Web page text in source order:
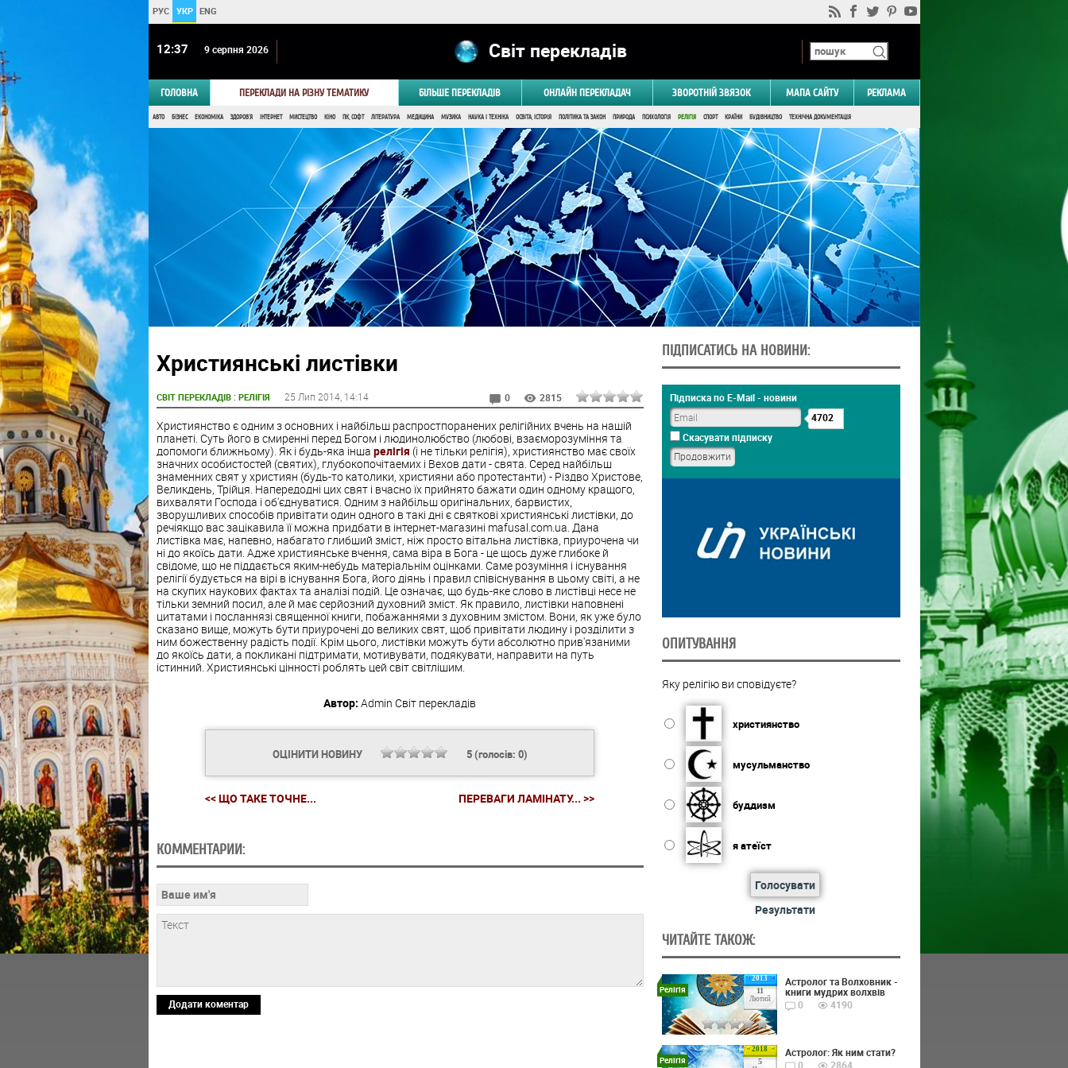
РУС УКР ENG
12:37 9 серпня 2026 Світ перекладів
ГОЛОВНА ПЕРЕКЛАДИ НА РІЗНУ ТЕМАТИКУ БІЛЬШЕ ПЕРЕКЛАДІВ ОНЛАЙН ПЕРЕКЛАДАЧ ЗВОРОТНІЙ ЗВЯЗОК МАПА САЙТУ РЕКЛАМА
АВТО БІЗНЕС ЕКОНОМІКА ЗДОРОВ'Я ІНТЕРНЕТ МИСТЕЦТВО КІНО ПК, СОФТ ЛІТЕРАТУРА МЕДИЦИНА МУЗИКА НАУКА І ТЕХНІКА ОСВІТА, ІСТОРІЯ ПОЛІТИКА ТА ЗАКОН ПРИРОДА ПСИХОЛОГІЯ РЕЛІГІЯ СПОРТ КРАЇНИ БУДІВНИЦТВО ТЕХНІЧНА ДОКУМЕНТАЦІЯ
Християнські листівки
СВІТ ПЕРЕКЛАДІВ: РЕЛІГІЯ 25 Лип 2014, 14:14 0 2815
Християнство є одним з основних і найбільш распростпоранених релігійних вчень на нашій
планеті. Суть його в смиренні перед Богом і людинолюбство (любові, взаєморозуміння та
допомоги ближньому). Як і будь-яка інша релігія (і не тільки релігія), християнство має своїх
значних особистостей (святих), глубокопочітаемих і Вехов дати - свята. Серед найбільш
знаменних свят у християн (будь-то католики, християни або протестанти) - Різдво Христове,
Великдень, Трійця. Напередодні цих свят і вчасно їх прийнято бажати один одному кращого,
вихваляти Господа і об'єднуватися. Одним з найбільш оригінальних, барвистих,
зворушливих способів привітати один одного в такі дні є святкові християнські листівки, до
речіякщо вас зацікавила її можна придбати в інтернет-магазині mafusal.com.ua. Дана
листівка має, напевно, набагато глибший зміст, ніж просто вітальна листівка, приурочена чи
ні до якоїсь дати. Адже християнське вчення, сама віра в Бога - це щось дуже глибоке й
свідоме, що не піддається яким-небудь матеріальнім оцінками. Саме розуміння і існування
релігії будується на вірі в існування Бога, його діянь і правил співіснування в цьому світі, а не
на скупих наукових фактах та аналізі подій. Це означає, що будь-яке слово в листівці несе не
тільки земний посил, але й має серйозний духовний зміст. Як правило, листівки наповнені
цитатами і посланнязі священної книги, побажаннями з духовним змістом. Вони, як уже було
сказано вище, можуть бути приурочені до великих свят, щоб привітати людину і розділити з
ним божественну радість події. Крім цього, листівки можуть бути абсолютно прив'язаними
до якоїсь дати, а покликані підтримати, мотивувати, подякувати, направити на путь
істинний. Християнські цінності роблять цей світ світлішим.
Автор: Admin Світ перекладів
ОЦІНИТИ НОВИНУ 5(голосів: 0)
<< ЩО ТАКЕ ТОЧНЕ... ПЕРЕВАГИ ЛАМІНАТУ... >>
КОММЕНТАРИИ:
Додати коментар
ПІДПИСАТИСЬ НА НОВИНИ:
Підписка по E-Mail - новини
4702
Скасувати підписку
ОПИТУВАННЯ
Яку релігію ви сповідуєте?
християнство
мусульманство
буддизм
я атеїст
Голосувати
Результати
ЧИТАЙТЕ ТАКОЖ:
2013
11
Лютий
Релігія
Астролог та Волховник -
книги мудрих волхвів
0
4190
2018
5
Релігія
Астролог: Як ним стати?
0
2864